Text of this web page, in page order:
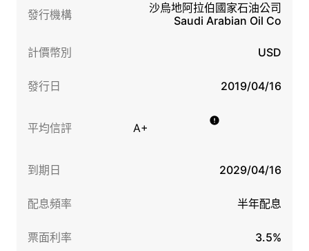
發行機構
沙烏地阿拉伯國家石油公司
Saudi Arabian Oil Co
計價幣別 USD
發行日 2019/04/16
平均信評 A+
到期日 2029/04/16
配息頻率 半年配息
票面利率 3.5%